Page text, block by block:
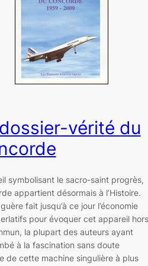
vérité du
symbolisant le sacro-saint progrès,
appartient désormais à l’Histoire.
guère fait jusqu’à ce jour l’économie
pour évoquer cet appareil hors
la plupart des auteurs ayant
à la fascination sans doute
de cette machine singulière à plus